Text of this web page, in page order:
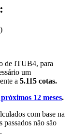
de ITUB4, para
um
a 5.115 cotas.
12 meses.
com base na
não são